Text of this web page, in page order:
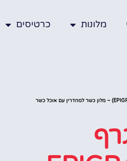
מלונות כרטיסים
מלון אפיגרף (EPIGRAPH Design Kosher Hotel) – מלון כשר למהדרין עם אוכל כשר